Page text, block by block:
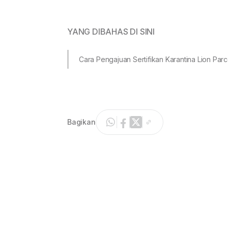
YANG DIBAHAS DI SINI
Cara Pengajuan Sertifikan Karantina Lion
Bagikan